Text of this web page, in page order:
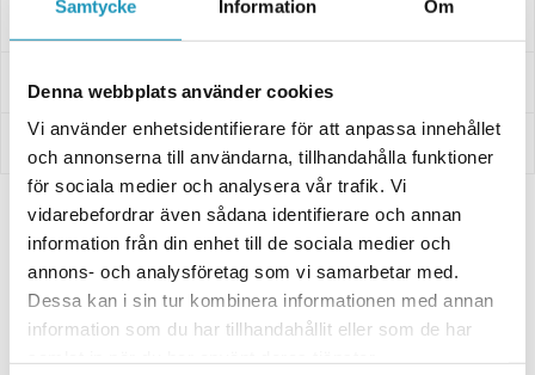
Samtycke Information Om
Denna webbplats använder cookies
Vi använder enhetsidentifierare för att anpassa innehållet
och annonserna till användarna, tillhandahålla funktioner
för sociala medier och analysera vår trafik. Vi
vidarebefordrar även sådana identifierare och annan
information från din enhet till de sociala medier och
annons- och analysföretag som vi samarbetar med.
Dessa kan i sin tur kombinera informationen med annan
information som du har tillhandahållit eller som de har
Frågor och svar
Leverans- & Returinformation
Betalning
Relaterade produkter
UNIVERSAL